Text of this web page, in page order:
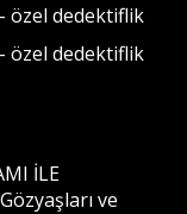
özel dedektiflik
özel dedektiflik
İLE
ve